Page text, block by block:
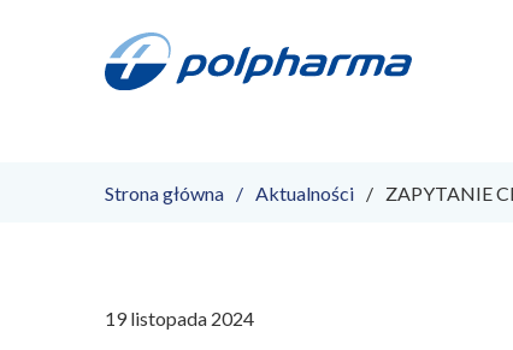
Strona główna Aktualności ZAPYTANIE
19 listopada 2024